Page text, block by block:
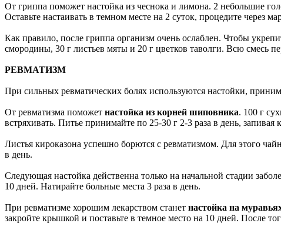
От гриппа поможет настойка из чеснока и лимона. 2 небольшие
Оставьте настаивать в темном месте на 2 суток, процедите через
Как правило, после гриппа организм очень ослаблен. Чтобы
смородины, 30 г листьев мяты и 20 г цветков таволги. Всю смесь
РЕВМАТИЗМ
При сильных ревматических болях используются настойки,
От ревматизма поможет настойка из корней шиповника. 100 г
встряхивать. Питье принимайте по 25-30 г 2-3 раза в день,
Листья кироказона успешно борются с ревматизмом. Для этого
в день.
Следующая настойка действенна только на начальной стадии
10 дней. Натирайте больные места 3 раза в день.
При ревматизме хорошим лекарством станет настойка на
закройте крышкой и поставьте в темное место на 10 дней. После